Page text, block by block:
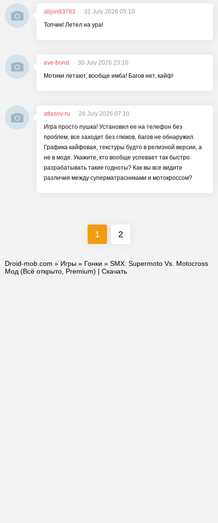
alijon83783
31 July 2026 05:10
Топчик! Летел на ура!
ave-bond
30 July 2026 23:10
Мотики летают, вообще имба! Багов нет, кайф!
atlasov-ru
26 July 2026 07:10
Игра просто пушка! Установил ее на телефон без
проблем, все заходит без глюков, багов не обнаружил.
Графика кайфовая, текстуры будто в релизной версии, а
не в моде. Укажите, кто вообще успевает так быстро
разрабатывать такие годноты? Как вы все видите
различия между суперматрасниками и мотокроссом?
1 2
Droid-mob.com » Игры » Гонки » SMX: Supermoto Vs. Motocross
Мод (Всё открыто, Premium) | Скачать